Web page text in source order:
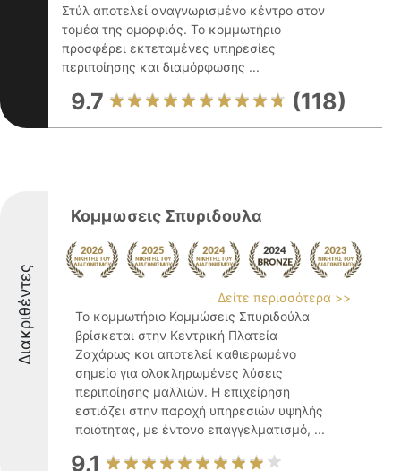
Στύλ αποτελεί αναγνωρισμένο κέντρο στον
τομέα της ομορφιάς. Το κομμωτήριο
προσφέρει εκτεταμένες υπηρεσίες
περιποίησης και διαμόρφωσης ...
9.7 (118)
Διακριθέντες
Κομμωσεις Σπυριδουλα
Δείτε περισσότερα >>
Το κομμωτήριο Κομμώσεις Σπυριδούλα
βρίσκεται στην Κεντρική Πλατεία
Ζαχάρως και αποτελεί καθιερωμένο
σημείο για ολοκληρωμένες λύσεις
περιποίησης μαλλιών. Η επιχείρηση
εστιάζει στην παροχή υπηρεσιών υψηλής
ποιότητας, με έντονο επαγγελματισμό, ...
9.1